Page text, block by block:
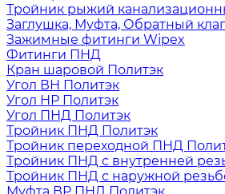
Тройник рыжий
Заглушка, Муфта, Обратный
Зажимные фитинги Wipex
Фитинги ПНД
Кран шаровой Политэк
Угол ВН Политэк
Угол НР Политэк
Угол ПНД Политэк
Тройник ПНД Политэк
Тройник переходной ПНД
Тройник ПНД с внутренней
Тройник ПНД с наружной